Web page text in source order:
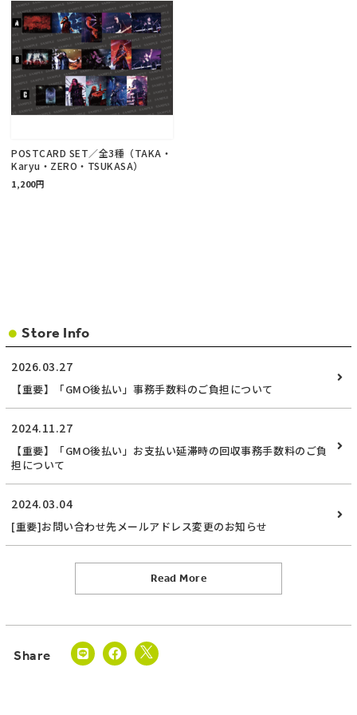
POSTCARD SET／全3種（TAKA・
Karyu・ZERO・TSUKASA）
1,200円
Store Info
2026.03.27
【重要】「GMO後払い」事務手数料のご負担について
2024.11.27
【重要】「GMO後払い」お支払い延滞時の回収事務手数料のご負
担について
2024.03.04
[重要]お問い合わせ先メールアドレス変更のお知らせ
Read More